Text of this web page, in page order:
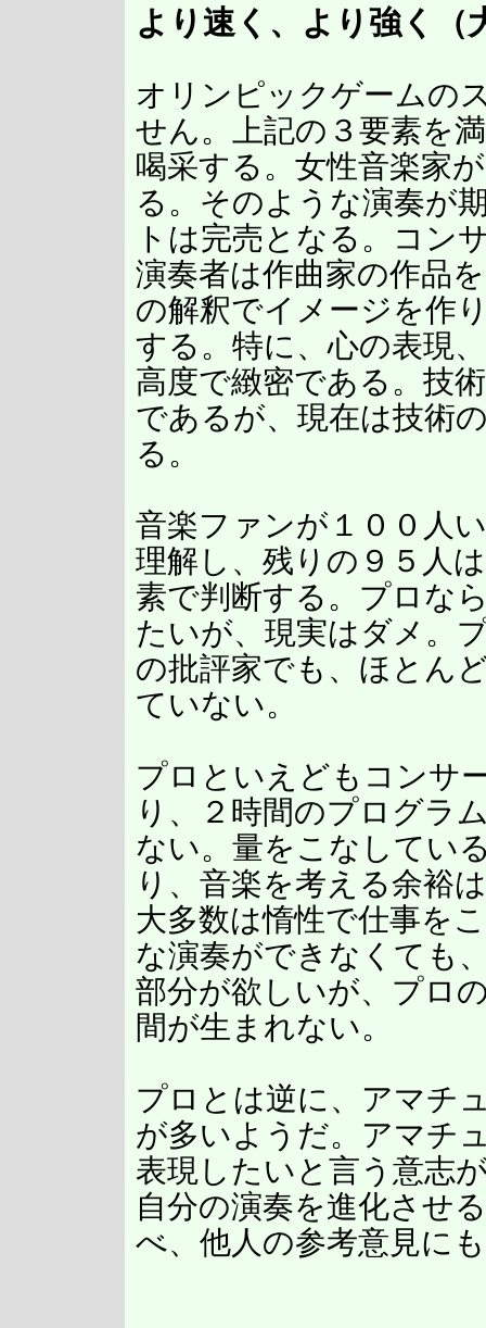
より速く、より強く（
オリンピックゲームの
せん。上記の３要素を
喝采する。女性音楽家
る。そのような演奏が
トは完売となる。コン
演奏者は作曲家の作品
の解釈でイメージを作
する。特に、心の表現
高度で緻密である。技
であるが、現在は技術
る。
音楽ファンが１００人
理解し、残りの９５人
素で判断する。プロな
たいが、現実はダメ。
の批評家でも、ほとん
ていない。
プロといえどもコンサ
り、２時間のプログラ
ない。量をこなしてい
り、音楽を考える余裕
大多数は惰性で仕事を
な演奏ができなくても
部分が欲しいが、プロ
間が生まれない。
プロとは逆に、アマチ
が多いようだ。アマチ
表現したいと言う意志
自分の演奏を進化させ
べ、他人の参考意見に